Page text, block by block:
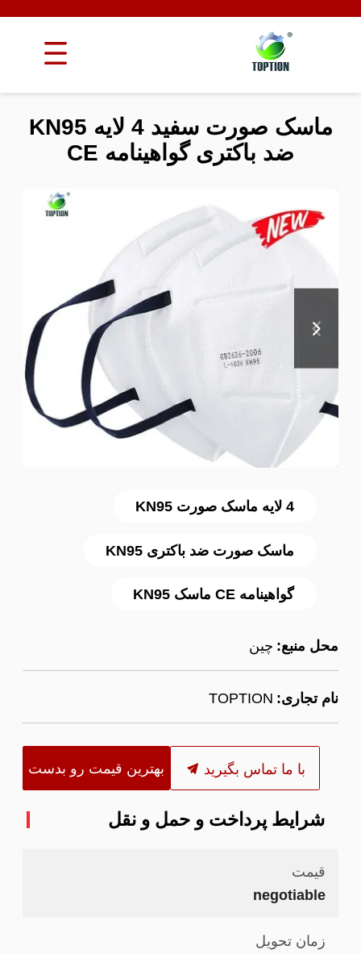
4 لایه ماسک صورت KN95
ماسک صورت ضد باکتری KN95
گواهینامه CE ماسک KN95
محل منبع: چین
نام تجاری: TOPTION
با ما تماس بگیرید بهترین قیمت رو بدست
ماسک صورت سفید 4 لایه KN95
ضد باکتری گواهینامه CE
شرایط پرداخت و حمل و نقل
قیمت
negotiable
زمان تحویل